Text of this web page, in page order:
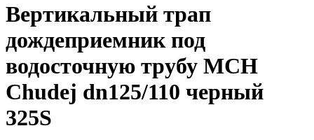
Вертикальный трап
дождеприемник под
водосточную трубу MCH
Chudej dn125/110 черный
325S